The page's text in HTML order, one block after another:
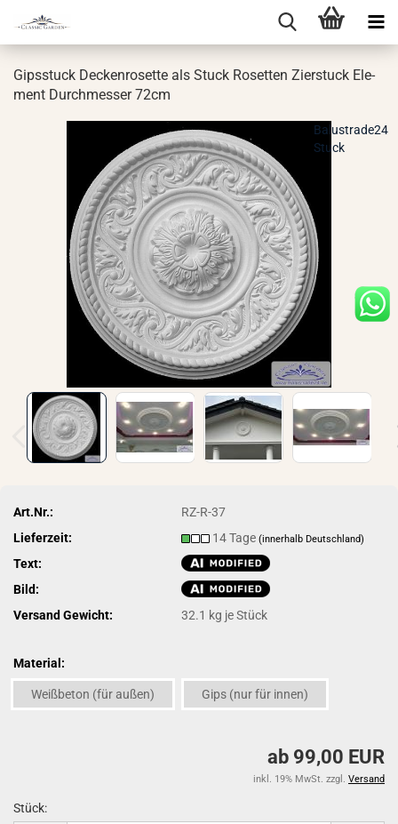
Gips­stuck De­cken­ro­set­te als Stuck Ro­set­ten Zier­stuck Ele­
ment Durch­mes­ser 72cm
Balustrade24
Stuck
Art.Nr.:
RZ-R-37
Lieferzeit:
14 Tage(innerhalb Deutschland)
Text:
Bild:
Versand Gewicht:
32.1 kg je Stück
Material:
Weißbeton (für außen) Gips (nur für innen)
ab 99,00 EUR
inkl. 19% MwSt. zzgl. Versand
Stück: